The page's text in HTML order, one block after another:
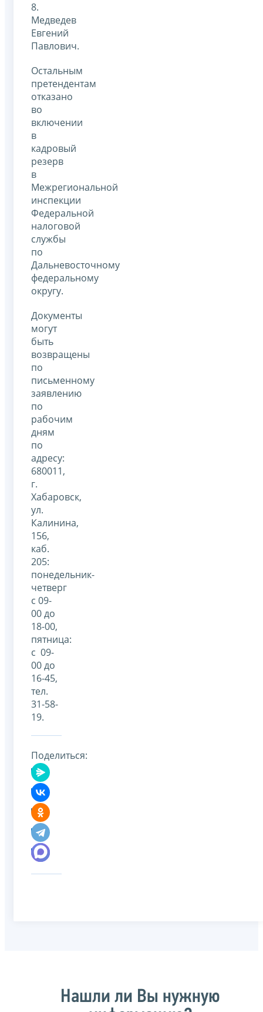
8.
Медведев
Евгений
Павлович.
Остальным
претендентам
отказано
во
включении
в
кадровый
резерв
в
Межрегиональной
инспекции
Федеральной
налоговой
службы
по
Дальневосточному
федеральному
округу.
Документы
могут
быть
возвращены
по
письменному
заявлению
по
рабочим
дням
по
адресу:
680011,
г.
Хабаровск,
ул.
Калинина,
156,
каб.
205:
понедельник-
четверг
с 09-
00 до
18-00,
пятница:
с 09-
00 до
16-45,
тел.
31-58-
19.
Поделиться:
Нашли ли Вы нужную